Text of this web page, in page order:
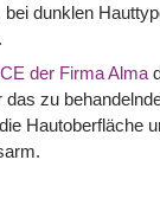
dunklen
der Firma Alma
zu
Hautoberfläche